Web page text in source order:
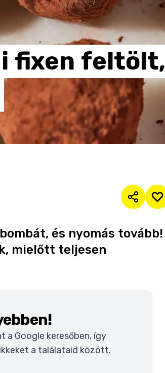
fixen feltölt,
és nyomás tovább!
mielőtt teljesen
Google keresőben, így
a találataid között.